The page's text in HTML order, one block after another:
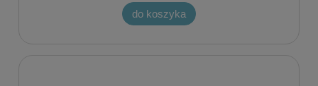
do koszyka